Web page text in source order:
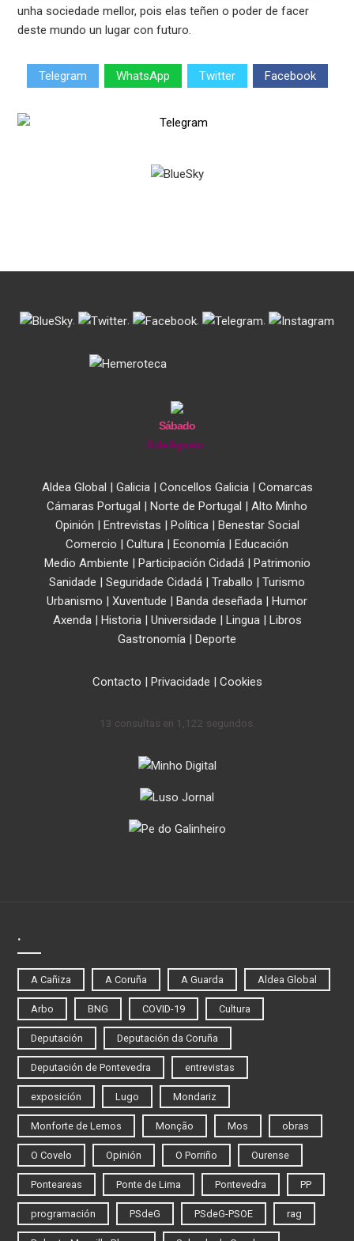
unha sociedade mellor, pois elas teñen o poder de facer
deste mundo un lugar con futuro.
Telegram WhatsApp Twitter Facebook
. . . .
Sábado
8 de Agosto
Aldea Global | Galicia| Concellos Galicia| Comarcas
Cámaras Portugal | Norte de Portugal | Alto Minho
Opinión | Entrevistas | Política| Benestar Social
Comercio | Cultura | Economía | Educación
Medio Ambiente | Participación Cidadá| Patrimonio
Sanidade | Seguridade Cidadá | Traballo | Turismo
Urbanismo | Xuventude | Banda deseñada | Humor
Axenda| Historia| Universidade | Lingua| Libros
Gastronomía | Deporte
Contacto | Privacidade | Cookies
13 consultas en 1,122 segundos.
.
A Cañiza A Coruña A Guarda Aldea Global
Arbo BNG COVID-19 Cultura
Deputación Deputación da Coruña
Deputación de Pontevedra entrevistas
exposición Lugo Mondariz
Monforte de Lemos Monção Mos obras
O Covelo Opinión O Porriño Ourense
Ponteareas Ponte de Lima Pontevedra PP
programación PSdeG PSdeG-PSOE rag